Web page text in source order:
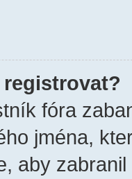
fóra
jména,
aby